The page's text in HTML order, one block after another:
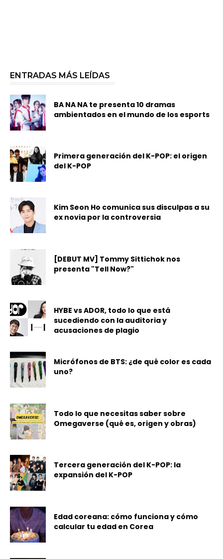
ENTRADAS MÁS LEÍDAS
BA NA NA te presenta 10 dramas
ambientados en el mundo de los esports
Primera generación del K-POP: el origen
del K-POP
Kim Seon Ho comunica sus disculpas a su
ex novia por la controversia
[DEBUT MV] Tommy Sittichok nos
presenta "Tell Now?"
HYBE vs ADOR, todo lo que está
sucediendo con la auditoria y
acusaciones de plagio
Micrófonos de BTS: ¿de qué color es cada
uno?
Todo lo que necesitas saber sobre
Omegaverse (qué es, origen y obras)
Tercera generación del K-POP: la
expansión del K-POP
Edad coreana: cómo funciona y cómo
calcular tu edad en Corea